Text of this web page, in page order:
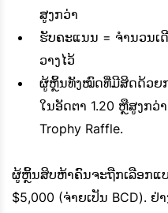
ສູງກວ່າ
ຮັບຄະແນນ = ຈໍານວນເ
ວາງໄວ້
ຜູ້ຫຼິ້ນທັງໝົດທີ່ມີສິດດ້ວຍ
ໃນອັດຕາ 1.20 ຫຼືສູງກວ່າ
Trophy Raffle.
ຜູ້ຫຼິ້ນສິບຫ້າຄົນຈະຖືກເລືອກແ
$5,000 (ຈ່າຍເປັນ BCD).